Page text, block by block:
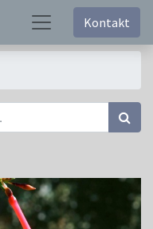
Kontakt